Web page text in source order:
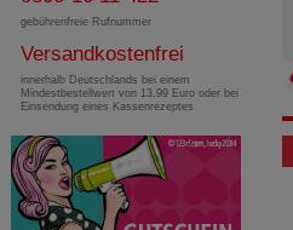
gebührenfreie Rufnummer
Versandkostenfrei
innerhalb Deutschlands bei einem
Mindestbestellwert von 13,99 Euro oder bei
Einsendung eines Kassenrezeptes